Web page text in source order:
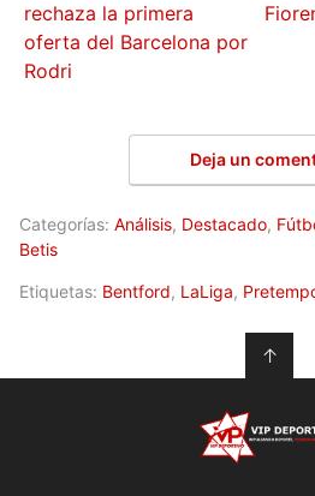
rechaza la primera
oferta del Barcelona por
Rodri
Deja un
Categorías: Análisis, Destacado,
Betis
Etiquetas: Bentford, LaLiga,
↑